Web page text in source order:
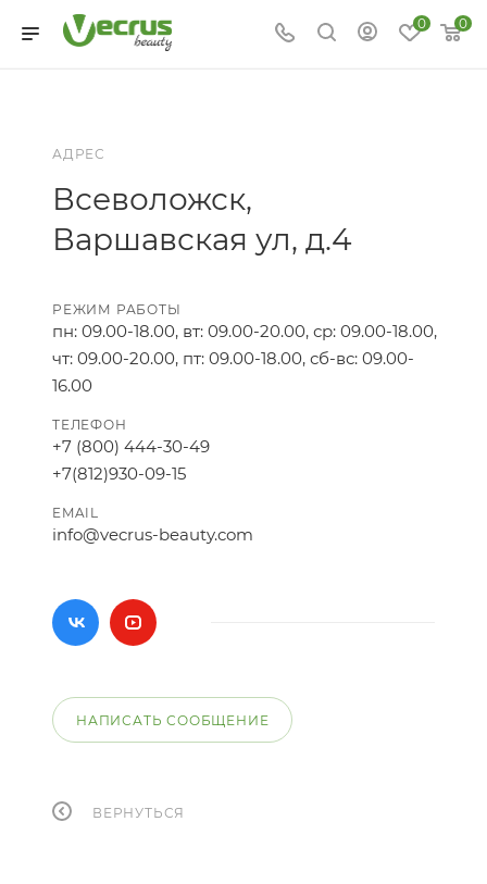
0 0
АДРЕС
Всеволожск,
Варшавская ул, д.4
РЕЖИМ РАБОТЫ
пн: 09.00-18.00, вт: 09.00-20.00, ср: 09.00-18.00,
чт: 09.00-20.00, пт: 09.00-18.00, сб-вс: 09.00-
16.00
ТЕЛЕФОН
+7 (800) 444-30-49
+7(812)930-09-15
EMAIL
info@vecrus-beauty.com
НАПИСАТЬ СООБЩЕНИЕ
ВЕРНУТЬСЯ